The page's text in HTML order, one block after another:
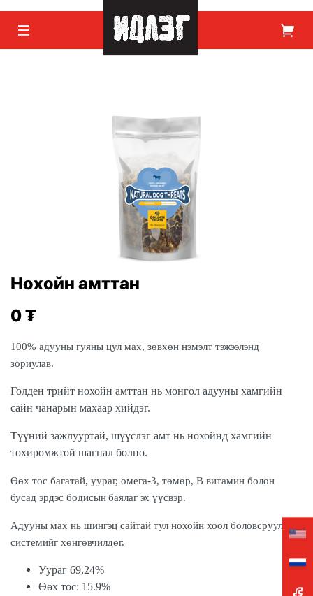
Нохойн амттан
0₮
100% адууны гуяны цул мах, зөвхөн нэмэлт тэжээлэнд
зориулав.
Голден трийт нохойн амттан нь монгол адууны хамгийн
сайн чанарын махаар хийдэг.
Түүний зажлууртай, шүүслэг амт нь нохойнд хамгийн
тохиромжтой шагнал болно.
Өөх тос багатай, уураг, омега-3, төмөр, В витамин болон
бусад эрдэс бодисынбаялаг эх үүсвэр.
Адууны мах нь шингэц сайтай тул нохойн хоол боловсруулах
системийг хөнгөвчилдөг.
Уураг 69,24%
Өөх тос: 15.9%